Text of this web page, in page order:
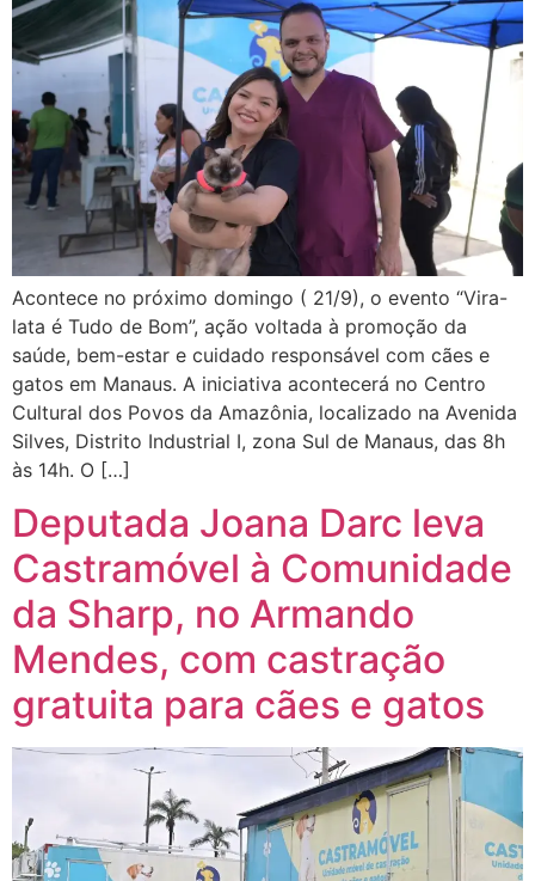
Acontece no próximo domingo ( 21/9), o evento “Vira-
lata é Tudo de Bom”, ação voltada à promoção da
saúde, bem-estar e cuidado responsável com cães e
gatos em Manaus. A iniciativa acontecerá no Centro
Cultural dos Povos da Amazônia, localizado na Avenida
Silves, Distrito Industrial I, zona Sul de Manaus, das 8h
às 14h. O […]
Deputada Joana Darc leva
Castramóvel à Comunidade
da Sharp, no Armando
Mendes, com castração
gratuita para cães e gatos